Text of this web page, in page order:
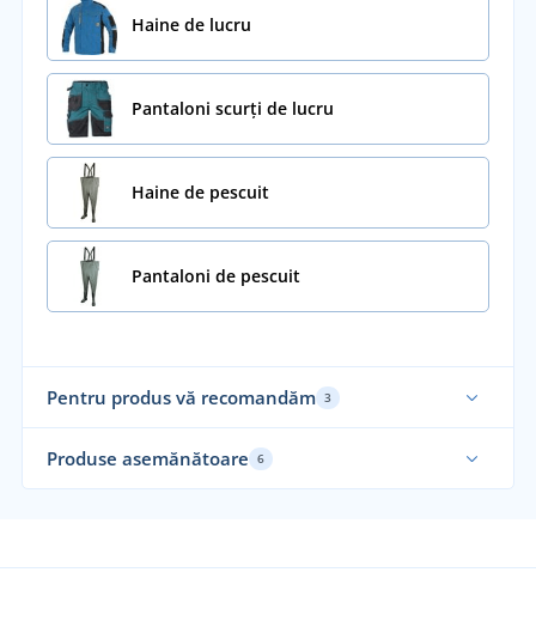
Haine de lucru
Pantaloni scurți de lucru
Haine de pescuit
Pantaloni de pescuit
Pentru produs vă recomandăm 3
Produse asemănătoare 6